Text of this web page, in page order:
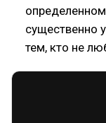
существенно
тем, кто не